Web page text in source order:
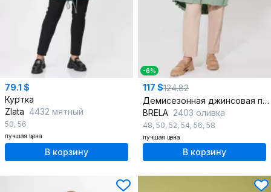
79.1 $
Куртка
Zlata 4432 мятный
50, 56
лучшая цена
В корзину
-6%
117 $124.82
Демисезонная джинсовая парка с капюшоном и регулируемой кулисой
BRELA 2403 оливка
48, 50, 52, 54, 56, 58
лучшая цена
В корзину